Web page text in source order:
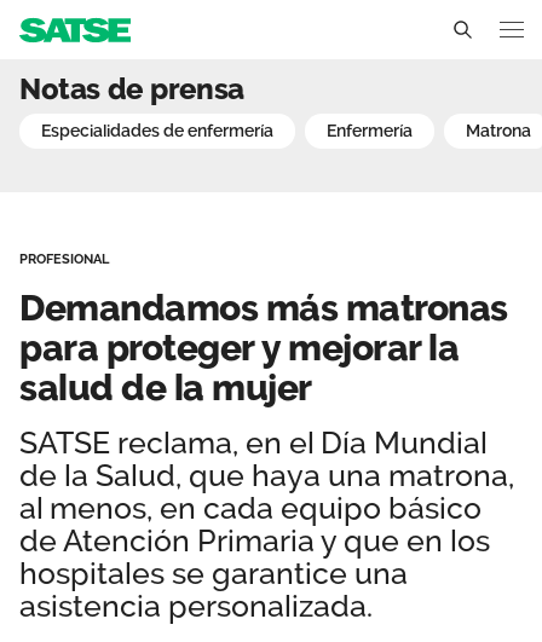
Delegados Sindicales
Estructura organizativa
Transparencia
Secciones Sindicales
Servicios
Ventajas
Actualidad
Temas
Noticias
Sala de prensa
Empleo
Documentos
Galicia
Contáctanos
Área privada
Demandamos más
Notas de prensa
especialidades de enfermería enfermería matrona
PROFESIONAL
Demandamos más matronas
para proteger y mejorar la
salud de la mujer
SATSE reclama, en el Día Mundial
de la Salud, que haya una matrona,
al menos, en cada equipo básico
de Atención Primaria y que en los
hospitales se garantice una
asistencia personalizada.